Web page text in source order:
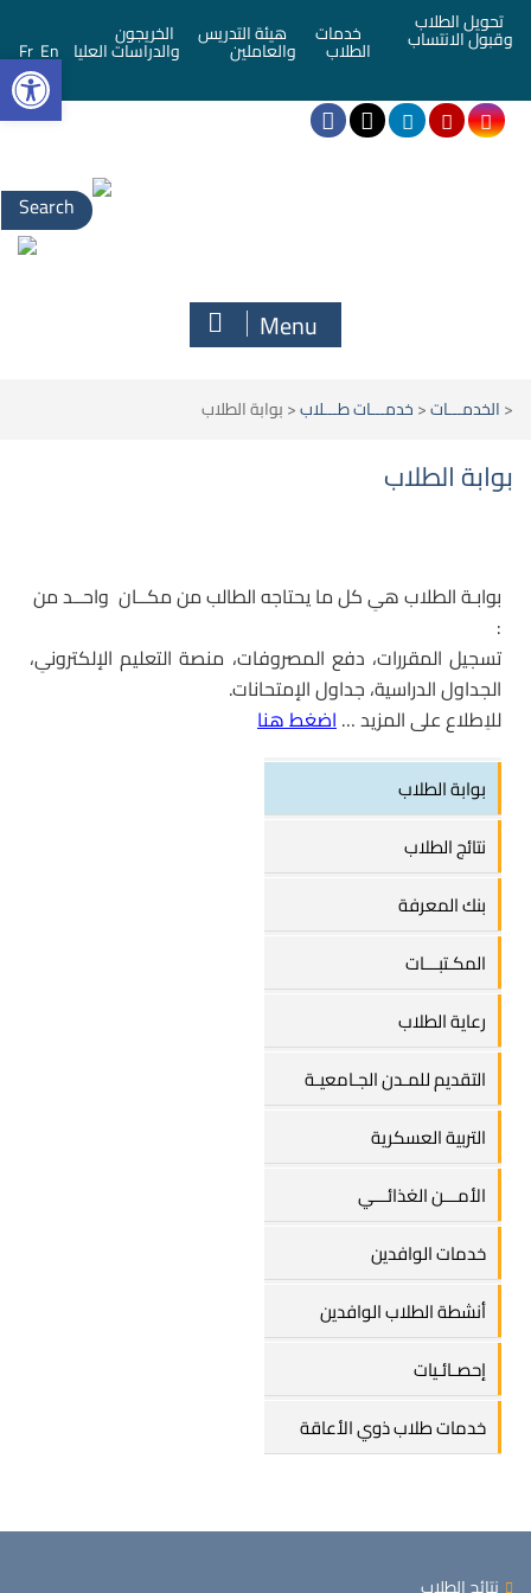
تحويل الطلاب
وقبول الانتساب خدمات
الطلاب
هيئة التدريس
والعاملين
الخريجون
والدراسات العليا En
Fr
Menu
<الخدمـــات<خدمـــات طـــلاب<بوابة الطلاب
بوابة الطلاب
بوابـة الطلاب هىِ كل ما يحتاجهالطالبمن مكــان واحــد من
:
تسجيل المقررات، دفع المصروفات، منصة التعليم الإلكترونىِ،
الجداول الدراسية، جداول الإمتحانات.
للاِطلاع على المزيد …اضغط هنا
بوابة الطلاب
نتائج الطلاب
بنك المعرفة
المكـتبـــات
رعاية الطلاب
التقديم للمـدن الجـامعيـة
التربية العسكرية
الأمـــن الغذائـــي
خدمات الوافدين
أنشطة الطلاب الوافدين
إحصـائـيات
خدمات طلاب ذوي الأعاقة